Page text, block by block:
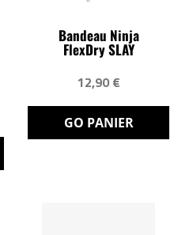
Bandeau Ninja
FlexDry SLAY
12,90 €
GO PANIER